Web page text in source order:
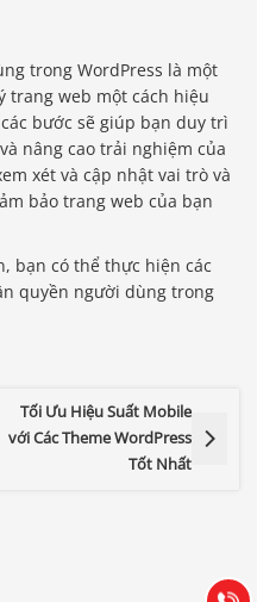
trong WordPress là một
trang web một cách hiệu
bước sẽ giúp bạn duy trì
nâng cao trải nghiệm của
xét và cập nhật vai trò và
bảo trang web của bạn
bạn có thể thực hiện các
quyền người dùng trong
Tối Ưu Hiệu Suất Mobile
với Các Theme WordPress
Tốt Nhất
Báo giá & Đặt hàng:
(028) 22.166.144